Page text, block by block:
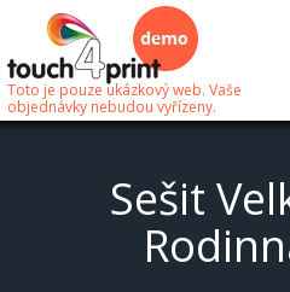
Toto je pouze ukázkový web. Vaše
objednávky nebudou vyřízeny.
Sešit